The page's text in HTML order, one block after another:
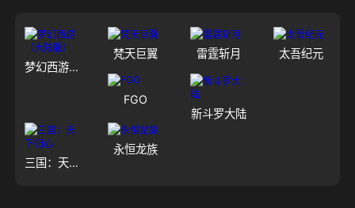
梦幻西游（大陆服）
梵天巨翼 雷霆斩月 太吾纪元
FGO
新斗罗大陆
三国：天下归心
永恒龙族